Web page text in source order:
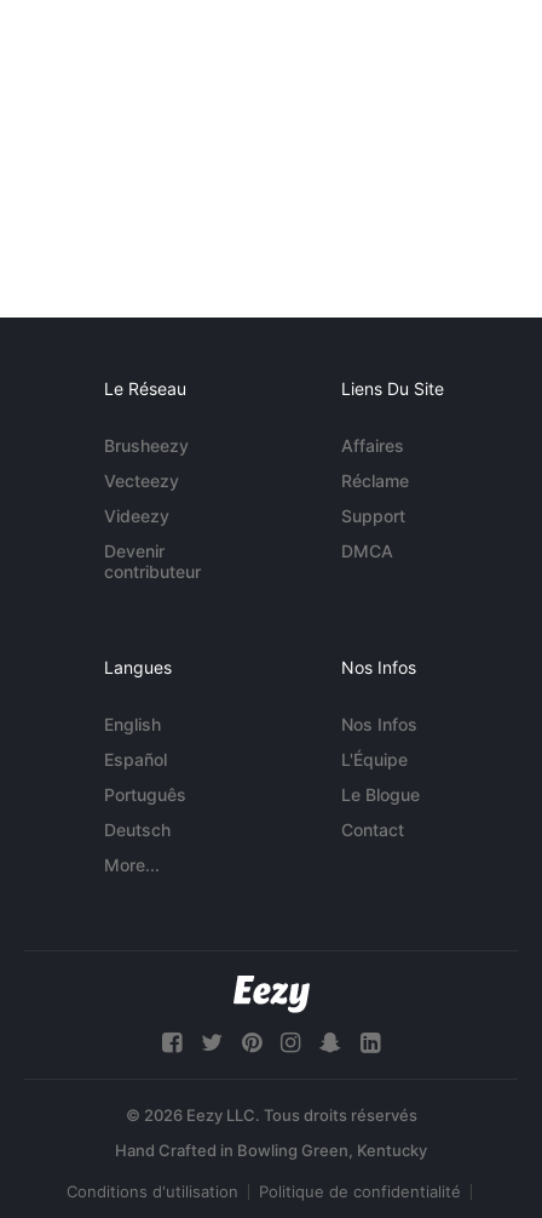
Le Réseau
Brusheezy
Vecteezy
Videezy
Devenir
contributeur
Liens Du Site
Affaires
Réclame
Support
DMCA
Langues
English
Español
Português
Deutsch
More...
Nos Infos
Nos Infos
L'Équipe
Le Blogue
Contact
© 2026 Eezy LLC. Tous droits réservés
Conditions d'utilisation Politique de confidentialité